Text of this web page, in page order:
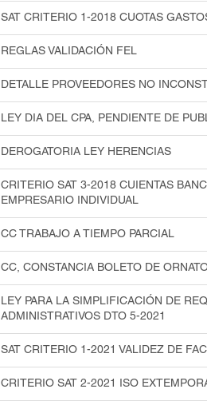
SAT CRITERIO 1-2018 CUOTAS
REGLAS VALIDACIÓN FEL
DETALLE PROVEEDORES NO
LEY DIA DEL CPA, PENDIENTE DE
DEROGATORIA LEY HERENCIAS
CRITERIO SAT 3-2018 CUIENTAS
EMPRESARIO INDIVIDUAL
CC TRABAJO A TIEMPO PARCIAL
CC, CONSTANCIA BOLETO DE
LEY PARA LA SIMPLIFICACIÓN DE
ADMINISTRATIVOS DTO 5-2021
SAT CRITERIO 1-2021 VALIDEZ DE
CRITERIO SAT 2-2021 ISO